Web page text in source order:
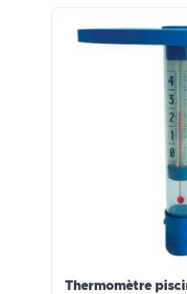
Thermomètre